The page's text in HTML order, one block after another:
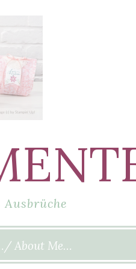
About Me…